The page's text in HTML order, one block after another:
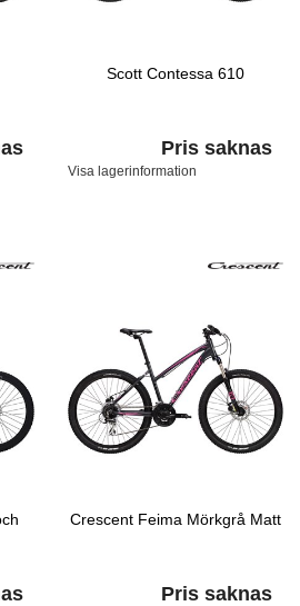
Scott Contessa 610
Pris saknas
Visa lagerinformation
Crescent Feima Mörkgrå Matt
Pris saknas